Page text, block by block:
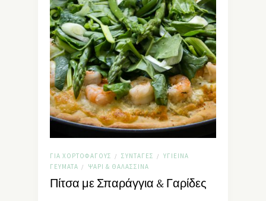
ΓΙΑ ΧΟΡΤΟΦΆΓΟΥΣ / ΣΥΝΤΑΓΈΣ /
ΥΓΙΕΙΝΆ
ΓΕΎΜΑΤΑ / ΨΆΡΙ & ΘΑΛΑΣΣΙΝΆ
Πίτσα με Σπαράγγια & Γαρίδες